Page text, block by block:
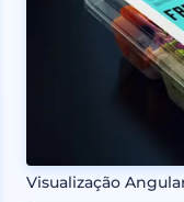
Visualização